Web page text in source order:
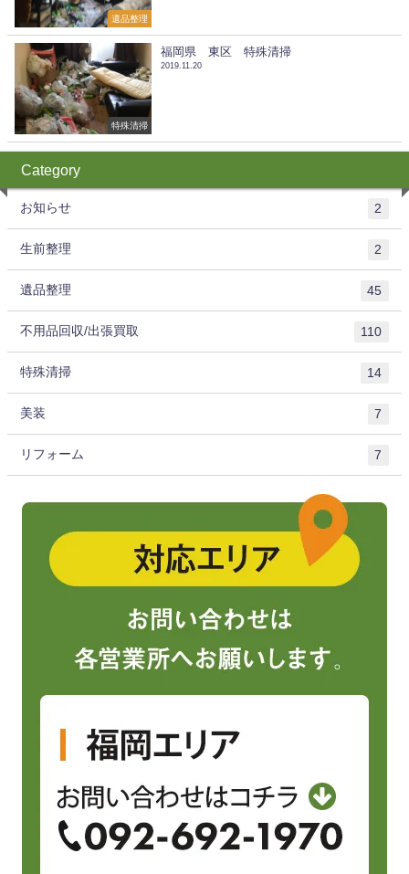
遺品整理
特殊清掃
福岡県 東区 特殊清掃
2019.11.20
Category
お知らせ 2
生前整理 2
遺品整理 45
不用品回収/出張買取 110
特殊清掃 14
美装 7
リフォーム 7